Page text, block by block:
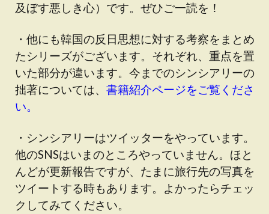
及ぼす悪しき心）です。ぜひご一読を！
・他にも韓国の反日思想に対する考察をまとめ
たシリーズがございます。それぞれ、重点を置
いた部分が違います。今までのシンシアリーの
拙著については、 書籍紹介ページをご覧くださ
い。
・シンシアリーはツイッターをやっています。
他のSNSはいまのところやっていません。ほと
んどが更新報告ですが、たまに旅行先の写真を
ツイートする時もあります。よかったらチェッ
クしてみてください。